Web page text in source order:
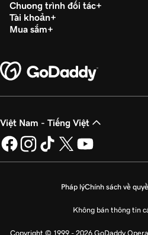
Chương trình đối tác
Tài khoản
Mua sắm
Việt Nam - Tiếng Việt
Pháp lýChính sách về
Không bán thông tin
Copyright © 1999 - 2026 GoDaddy